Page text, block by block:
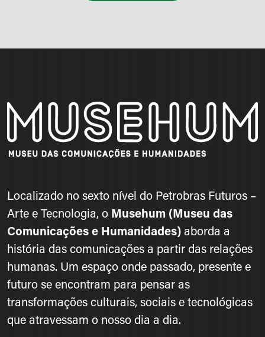
Localizado no sexto nível do Petrobras Futuros –
Arte e Tecnologia, o Musehum (Museu das
Comunicações e Humanidades)aborda a
história das comunicações a partir das relações
humanas. Um espaço onde passado, presente e
futuro se encontram para pensar as
transformações culturais, sociais e tecnológicas
que atravessam o nosso dia a dia.